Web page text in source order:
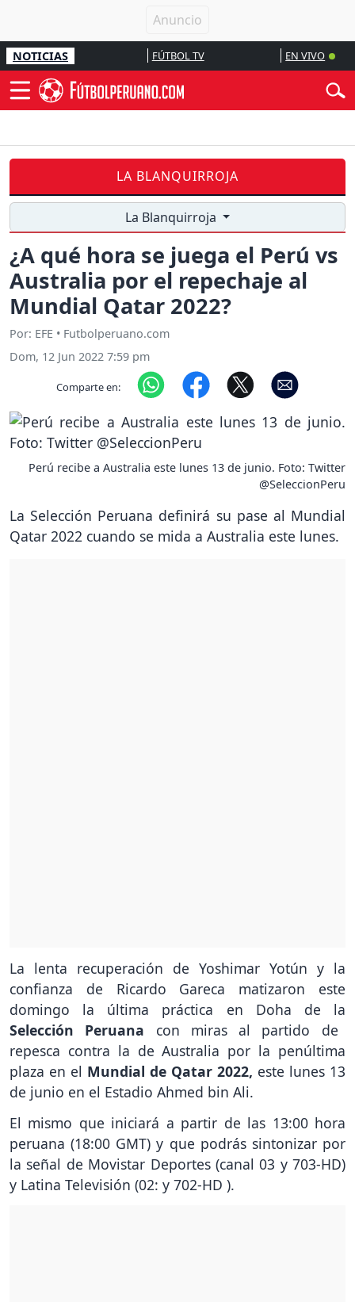
NOTICIAS FÚTBOL TV EN VIVO
LA BLANQUIRROJA
La Blanquirroja
¿A qué hora se juega el Perú vs
Australia por el repechaje al
Mundial Qatar 2022?
Por: EFE • Futbolperuano.com
Dom, 12 Jun 2022 7:59 pm
Comparte en:
Perú recibe a Australia este lunes 13 de junio. Foto: Twitter
@SeleccionPeru
La Selección Peruana definirá su pase al Mundial
Qatar 2022 cuando se mida a Australia este lunes.
La lenta recuperación de Yoshimar Yotún y la
confianza de Ricardo Gareca matizaron este
domingo la última práctica en Doha de la
Selección Peruana con miras al partido de
repesca contra la de Australia por la penúltima
plaza en el Mundial de Qatar 2022, este lunes 13
de junio en el Estadio Ahmed bin Ali.
El mismo que iniciará a partir de las 13:00 hora
peruana (18:00 GMT) y que podrás sintonizar por
la señal de Movistar Deportes (canal 03 y 703-HD)
y Latina Televisión (02: y 702-HD ).